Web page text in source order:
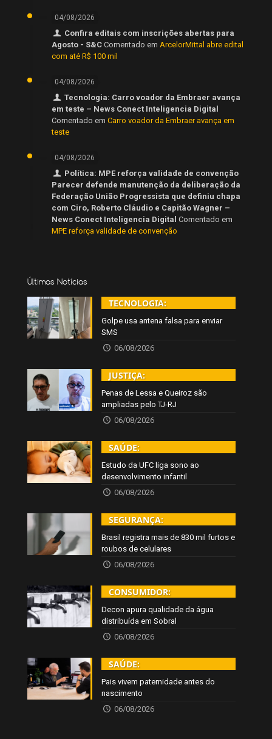
04/08/2026
Confira editais com inscrições abertas para
Agosto - S&C Comentado em ArcelorMittal abre edital
com até R$ 100 mil
04/08/2026
Tecnologia: Carro voador da Embraer avança
em teste – News Conect Inteligencia Digital
Comentado em Carro voador da Embraer avança em
teste
04/08/2026
Política: MPE reforça validade de convenção
Parecer defende manutenção da deliberação da
Federação União Progressista que definiu chapa
com Ciro, Roberto Cláudio e Capitão Wagner –
News Conect Inteligencia Digital Comentado em
MPE reforça validade de convenção
Últimas Notícias
TECNOLOGIA:
Golpe usa antena falsa para enviar
SMS
06/08/2026
JUSTIÇA:
Penas de Lessa e Queiroz são
ampliadas pelo TJ-RJ
06/08/2026
SAÚDE:
Estudo da UFC liga sono ao
desenvolvimento infantil
06/08/2026
SEGURANÇA:
Brasil registra mais de 830 mil furtos e
roubos de celulares
06/08/2026
CONSUMIDOR:
Decon apura qualidade da água
distribuída em Sobral
06/08/2026
SAÚDE:
Pais vivem paternidade antes do
nascimento
06/08/2026